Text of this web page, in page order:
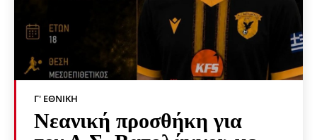
Γ' ΕΘΝΙΚΉ
Νεανική προσθήκη για